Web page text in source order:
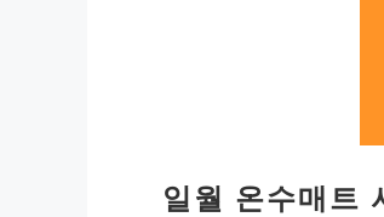
일월 온수매트